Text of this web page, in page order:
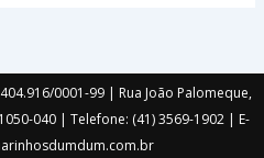
0001-99 | Rua João Palomeque,
040 | Telefone: (41) 3569-1902 | E-